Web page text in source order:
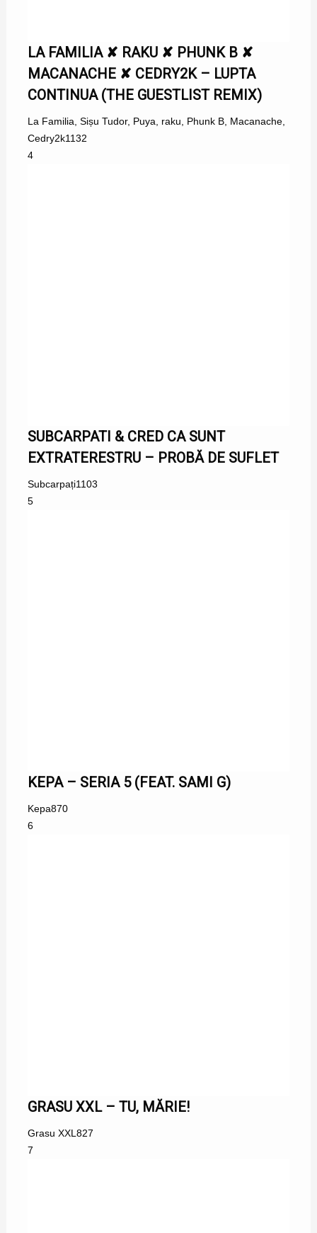
LA FAMILIA ✘ RAKU ✘ PHUNK B ✘
MACANACHE ✘ CEDRY2K – LUPTA
CONTINUA (THE GUESTLIST REMIX)
La Familia, Sișu Tudor, Puya, raku, Phunk B, Macanache,
Cedry2k1132
4
SUBCARPATI & CRED CA SUNT
EXTRATERESTRU – PROBĂ DE SUFLET
Subcarpați1103
5
KEPA – SERIA 5 (FEAT. SAMI G)
Kepa870
6
GRASU XXL – TU, MĂRIE!
Grasu XXL827
7